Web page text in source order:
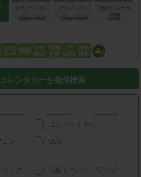
レンタカーを条件検索
コンパクトカー
ン・
SUV
ック
高級ミニバン・ワンボ